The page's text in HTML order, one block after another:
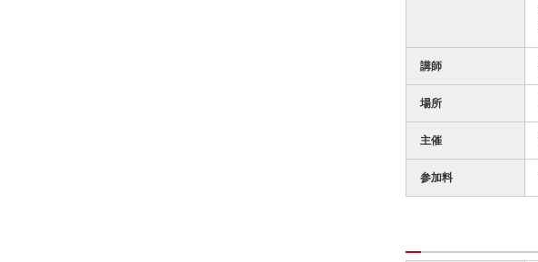
講師
場所
主催
参加料